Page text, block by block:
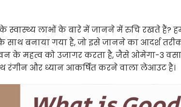
स्वास्थ्य लाभों के बारे में जानने में रुचि रखते हैं?
बनाया गया है, जो इसे जानने का आदर्श
के महत्व को उजागर करता है, जैसे ओमेगा-3 वसा
रंगीन और ध्यान आकर्षित करने वाला लेआउट है।